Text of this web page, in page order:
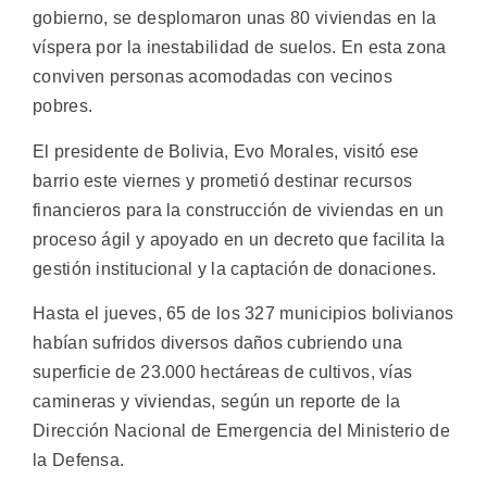
gobierno, se desplomaron unas 80 viviendas en la
víspera por la inestabilidad de suelos. En esta zona
conviven personas acomodadas con vecinos
pobres.
El presidente de Bolivia, Evo Morales, visitó ese
barrio este viernes y prometió destinar recursos
financieros para la construcción de viviendas en un
proceso ágil y apoyado en un decreto que facilita la
gestión institucional y la captación de donaciones.
Hasta el jueves, 65 de los 327 municipios bolivianos
habían sufridos diversos daños cubriendo una
superficie de 23.000 hectáreas de cultivos, vías
camineras y viviendas, según un reporte de la
Dirección Nacional de Emergencia del Ministerio de
la Defensa.